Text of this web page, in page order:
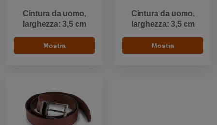
Cintura da uomo,
larghezza: 3,5 cm
Mostra
Cintura da uomo,
larghezza: 3,5 cm
Mostra